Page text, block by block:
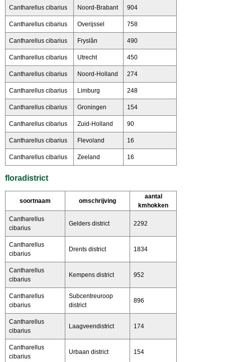
Cantharellus cibarius Noord-Brabant 904
Cantharellus cibarius Overijssel 758
Cantharellus cibarius Fryslân 490
Cantharellus cibarius Utrecht 450
Cantharellus cibarius Noord-Holland 274
Cantharellus cibarius Limburg 248
Cantharellus cibarius Groningen 154
Cantharellus cibarius Zuid-Holland 90
Cantharellus cibarius Flevoland 16
Cantharellus cibarius Zeeland 16
floradistrict
soortnaam omschrijving
aantal
kmhokken
Cantharellus
cibarius
Gelders district 2292
Cantharellus
cibarius
Drents district 1834
Cantharellus
cibarius
Kempens district 952
Cantharellus
cibarius
Subcentreuroop
district
896
Cantharellus
cibarius
Laagveendistrict 174
Cantharellus
cibarius
Urbaan district 154